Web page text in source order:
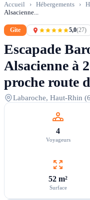
Accueil › Hébergements ›
Alsacienne...
Gîte 5,0(27)
Escapade
Alsacienne à
proche route
Labaroche, Haut-Rhin
4
Voyageurs
52 m²
Surface